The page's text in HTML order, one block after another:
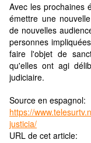
Avec les prochaines
émettre une
de nouvelles
personnes
faire l'objet de
qu'elles ont agi
judiciaire.
Source en espagnol:
https://
justicia/
URL de cet article: